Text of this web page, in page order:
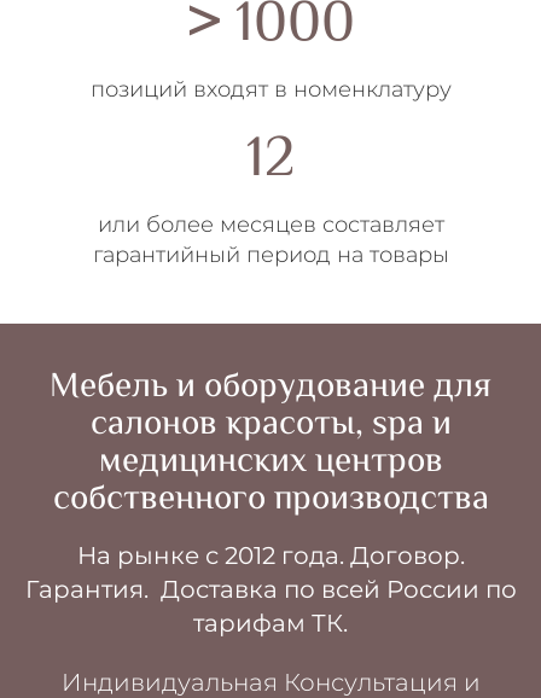
> 1000
позиций входят в номенклатуру
12
или более месяцев составляет
гарантийный период на товары
Мебель и оборудование для
салонов красоты, spa и
медицинских центров
собственного производства
На рынке с 2012 года. Договор.
Гарантия. Доставка по всей России по
тарифам ТК.
Индивидуальная Консультация и